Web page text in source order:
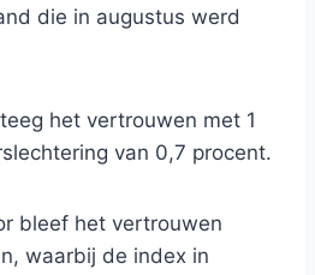
die in augustus werd
het vertrouwen met 1
van 0,7 procent.
bleef het vertrouwen
waarbij de index in